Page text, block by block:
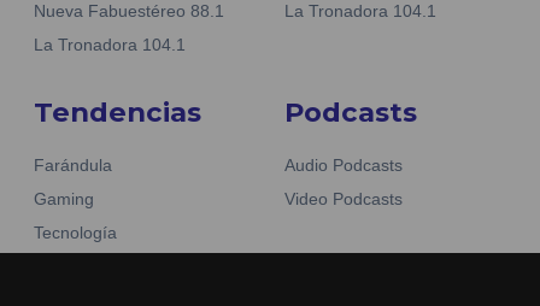
Nueva Fabuestéreo 88.1
La Tronadora 104.1
La Tronadora 104.1
Tendencias
Farándula
Gaming
Tecnología
Podcasts
Audio Podcasts
Video Podcasts